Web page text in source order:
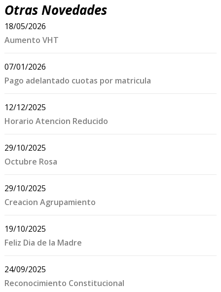
Otras Novedades
18/05/2026
Aumento VHT
07/01/2026
Pago adelantado cuotas por matricula
12/12/2025
Horario Atencion Reducido
29/10/2025
Octubre Rosa
29/10/2025
Creacion Agrupamiento
19/10/2025
Feliz Dia de la Madre
24/09/2025
Reconocimiento Constitucional